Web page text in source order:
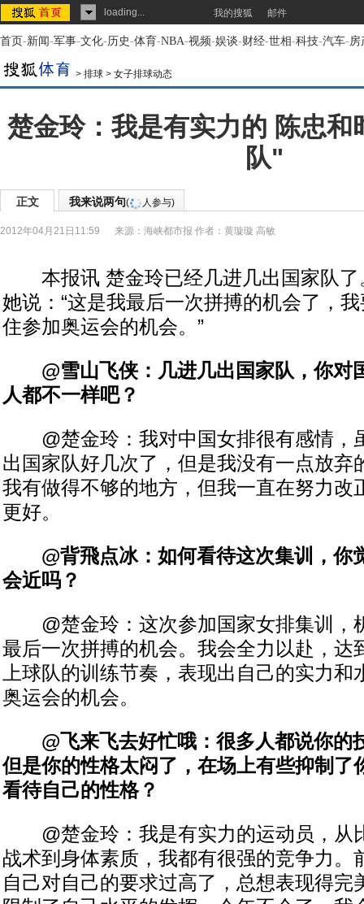
loading... 我的搜狐 邮件
首页-新闻-军事-文化-历史-体育-NBA-视频-娱谈-财经-世相-科技-汽车-房
> 排球 > 女子排球动态
楚金玲：我是有实力的 陈忠和
队"
正文 我来说两句( 人参与)
2012年04月21日11:59 来源： 海峡都市报 作者：黄璇璇 高敏
本报讯 楚金玲已经几进几出国家队了
她说：“这是我最后一次拼搏的机会了，
住参加奥运会的机会。”
@雪山飞侠：几进几出国家队，你对
人都不一样吧？
@楚金玲：我对中国女排很有感情，
出国家队好几次了，但是我没有一点放弃
我有做得不够的地方，但我一直在努力改
更好。
@背飛点冰：如何看待这次集训，你
会近吗？
@楚金玲：这次参加国家女排集训，
最后一次拼搏的机会。我会全力以赴，达
上球队的训练节奏，表现出自己的实力和
奥运会的机会。
@飞来飞去好忙哦：很多人都说你的
但是你的性格太闷了，在场上有些抑制了
看待自己的性格？
@楚金玲：我是有实力的运动员，从
战术到身体素质，我都有很强的竞争力。
自己对自己的要求过高了，总想表现得完